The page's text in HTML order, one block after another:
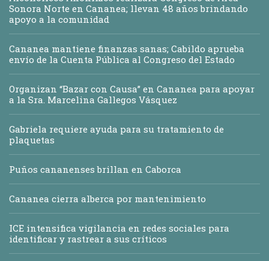
Sonora Norte en Cananea; llevan 48 años brindando
apoyo a la comunidad
Cananea mantiene finanzas sanas; Cabildo aprueba
envío de la Cuenta Pública al Congreso del Estado
Organizan “Bazar con Causa” en Cananea para apoyar
a la Sra. Marcelina Gallegos Vásquez
Gabriela requiere ayuda para su tratamiento de
plaquetas
Puños cananenses brillan en Caborca
Cananea cierra alberca por mantenimiento
ICE intensifica vigilancia en redes sociales para
identificar y rastrear a sus críticos